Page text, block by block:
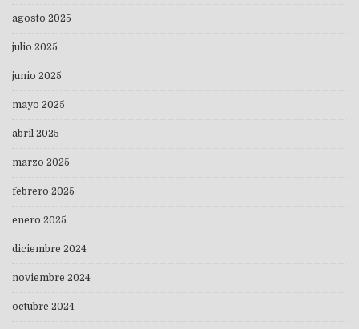
agosto 2025
julio 2025
junio 2025
mayo 2025
abril 2025
marzo 2025
febrero 2025
enero 2025
diciembre 2024
noviembre 2024
octubre 2024